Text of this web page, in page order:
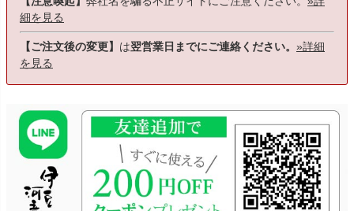
細を見る
【ご注文後の変更】 は翌営業日までにご連絡ください。 »詳細
を見る